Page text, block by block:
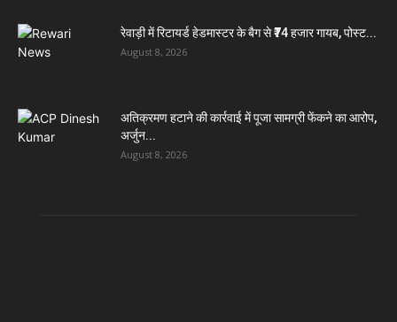
रेवाड़ी में रिटायर्ड हेडमास्टर के बैग से ₹74 हजार गायब, पोस्ट...
August 8, 2026
अतिक्रमण हटाने की कार्रवाई में पूजा सामग्री फेंकने का आरोप,
अर्जुन...
August 8, 2026